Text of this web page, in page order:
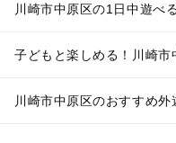
川崎市中原区の1日中遊べ
子どもと楽しめる！川崎市
川崎市中原区のおすすめ外